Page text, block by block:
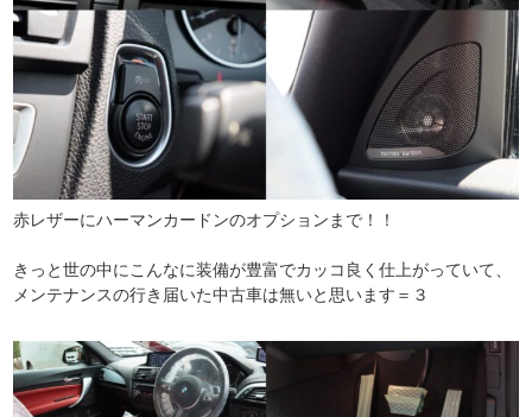
赤レザーにハーマンカードンのオプションまで！！
きっと世の中にこんなに装備が豊富でカッコ良く仕上がっていて、
メンテナンスの行き届いた中古車は無いと思います＝３